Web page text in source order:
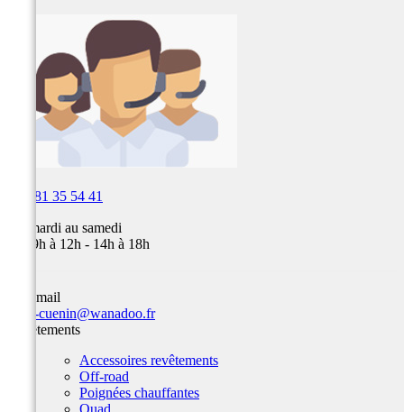
03 81 35 54 41
Du mardi au samedi
de 09h à 12h - 14h à 18h
Par email
team-cuenin@wanadoo.fr
Revêtements
Accessoires revêtements
Off-road
Poignées chauffantes
Quad